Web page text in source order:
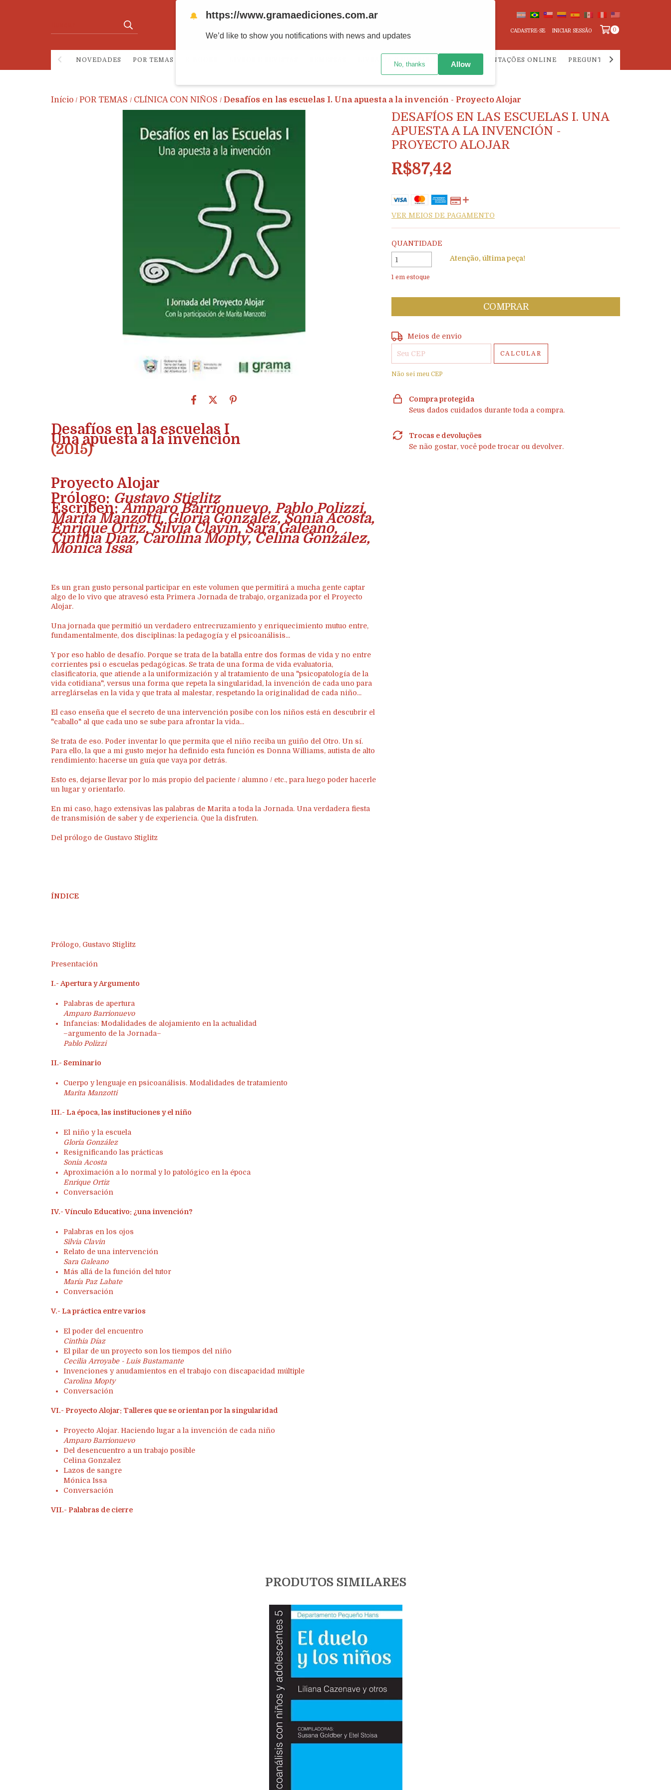
CADASTRE-SE INICIAR SESSÃO 0
NOVEDADES POR TEMAS LIVRARIA E DISTRIBUIÇÃO APRESENTAÇÕES ONLINE PREGUNTAS FRECUENTES
Início / POR TEMAS / CLÍNICA CON NIÑOS / Desafíos en las escuelas I. Una apuesta a la invención - Proyecto Alojar
Desafíos en las escuelas I
Una apuesta a la invención
(2015)
Proyecto Alojar
Prólogo: Gustavo Stiglitz
Escriben:Amparo Barrionuevo, Pablo Polizzi,
Marita Manzotti, Gloria González, Sonia Acosta,
Enrique Ortiz, Silvia Clavin, Sara Galeano,
Cinthia Díaz, Carolina Mopty, Celina González,
Mónica Issa
Es un gran gusto personal participar en este volumen que permitirá a mucha gente captar
algo de lo vivo que atravesó esta Primera Jornada de trabajo, organizada por el Proyecto
Alojar.
Una jornada que permitió un verdadero entrecruzamiento y enriquecimiento mutuo entre,
fundamentalmente, dos disciplinas: la pedagogía y el psicoanálisis...
Y por eso hablo de desafío. Porque se trata de la batalla entre dos formas de vida y no entre
corrientes psi o escuelas pedagógicas. Se trata de una forma de vida evaluatoria,
clasificatoria, que atiende a la uniformización y al tratamiento de una "psicopatología de la
vida cotidiana", versus una forma que repeta la singularidad, la invención de cada uno para
arreglárselas en la vida y que trata al malestar, respetando la originalidad de cada niño...
El caso enseña que el secreto de una intervención posibe con los niños está en descubrir el
"caballo" al que cada uno se sube para afrontar la vida...
Se trata de eso. Poder inventar lo que permita que el niño reciba un guiño del Otro. Un sí.
Para ello, la que a mi gusto mejor ha definido esta función es Donna Williams, autista de alto
rendimiento: hacerse un guía que vaya por detrás.
Esto es, dejarse llevar por lo más propio del paciente / alumno / etc., para luego poder hacerle
un lugar y orientarlo.
En mi caso, hago extensivas las palabras de Marita a toda la Jornada. Una verdadera fiesta
de transmisión de saber y de experiencia. Que la disfruten.
Del prólogo de Gustavo Stiglitz
ÍNDICE
Prólogo, Gustavo Stiglitz
Presentación
I.- Apertura y Argumento
Palabras de apertura
Amparo Barrionuevo
Infancias: Modalidades de alojamiento en la actualidad
–argumento de la Jornada–
Pablo Polizzi
II.- Seminario
Cuerpo y lenguaje en psicoanálisis. Modalidades de tratamiento
Marita Manzotti
III.- La época, las instituciones y el niño
El niño y la escuela
Gloria González
Resignificando las prácticas
Sonia Acosta
Aproximación a lo normal y lo patológico en la época
Enrique Ortiz
Conversación
IV.- Vínculo Educativo: ¿una invención?
Palabras en los ojos
Silvia Clavin
Relato de una intervención
Sara Galeano
Más allá de la función del tutor
María Paz Labate
Conversación
V.- La práctica entre varios
El poder del encuentro
Cinthia Díaz
El pilar de un proyecto son los tiempos del niño
Cecilia Arroyabe - Luis Bustamante
Invenciones y anudamientos en el trabajo con discapacidad múltiple
Carolina Mopty
Conversación
VI.- Proyecto Alojar: Talleres que se orientan por la singularidad
Proyecto Alojar. Haciendo lugar a la invención de cada niño
Amparo Barrionuevo
Del desencuentro a un trabajo posible
Celina Gonzalez
Lazos de sangre
Mónica Issa
Conversación
VII.- Palabras de cierre
DESAFÍOS EN LAS ESCUELAS I. UNA
APUESTA A LA INVENCIÓN -
PROYECTO ALOJAR
R$87,42
VER MEIOS DE PAGAMENTO
QUANTIDADE
1 em estoque
Atenção, última peça!
Entregas para o CEP:
Meios de envio
CALCULAR
Não sei meu CEP
Compra protegida
Seus dados cuidados durante toda a compra.
Trocas e devoluções
Se não gostar, você pode trocar ou devolver.
PRODUTOS SIMILARES
🔔 https://www.gramaediciones.com.ar
We’d like to show you notifications with news and updates
No, thanks Allow